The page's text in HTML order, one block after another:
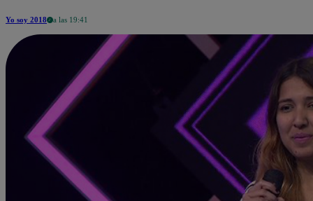
Yo soy 2018 a las 19:41